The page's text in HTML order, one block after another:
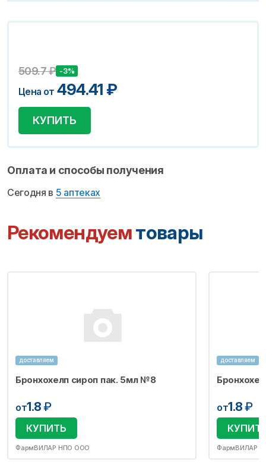
509.7₽ -3%
Цена от 494.41 ₽
КУПИТЬ
Оплата и способы получения
Сегодня в 5 аптеках
Рекомендуемтовары
доставляем
Бронхохелп сироп пак. 5мл №8
от1.8₽
КУПИТЬ
ФармВИЛАР НПО ООО
доставляем
от1.8₽
ФармВИЛАР